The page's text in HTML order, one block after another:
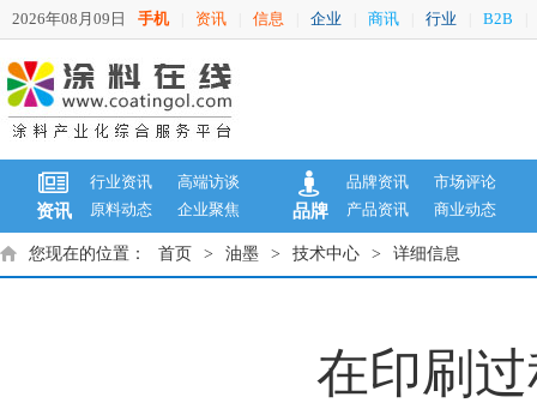
2026年08月09日 手机 资讯 信息 企业 商讯 行业 B2B
资讯
行业资讯
高端访谈
原料动态
企业聚焦 品牌
品牌资讯
市场评论
产品资讯
商业动态
您现在的位置： 首页 > 油墨 > 技术中心 > 详细信息
在印刷